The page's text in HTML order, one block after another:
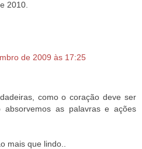
2010.
de 2009 às 17:25
como o coração deve ser
absorvemos as palavras e ações
mais que lindo..